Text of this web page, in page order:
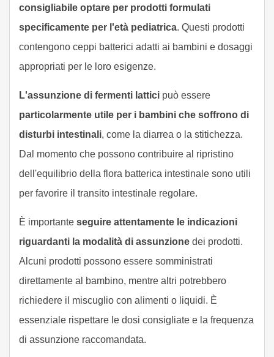
consigliabile optare per prodotti formulati
specificamente per l'età pediatrica. Questi prodotti
contengono ceppi batterici adatti ai bambini e dosaggi
appropriati per le loro esigenze.
L'assunzione di fermenti lattici può essere
particolarmente utile per i bambini che soffrono di
disturbi intestinali, come la diarrea o la stitichezza.
Dal momento che possono contribuire al ripristino
dell'equilibrio della flora batterica intestinale sono utili
per favorire il transito intestinale regolare.
È importante seguire attentamente le indicazioni
riguardanti la modalità di assunzione dei prodotti.
Alcuni prodotti possono essere somministrati
direttamente al bambino, mentre altri potrebbero
richiedere il miscuglio con alimenti o liquidi. È
essenziale rispettare le dosi consigliate e la frequenza
di assunzione raccomandata.